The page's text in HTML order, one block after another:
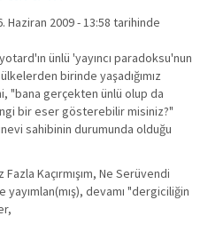
Haziran 2009 - 13:58 tarihinde
ünlü 'yayıncı paradoksu'nun
birinde yaşadığımız
"bana gerçekten ünlü olup da
bir eser gösterebilir misiniz?"
sahibinin durumunda olduğu
Kaçırmışım, Ne Serüvendi
yayımlan(mış), devamı "dergiciliğin